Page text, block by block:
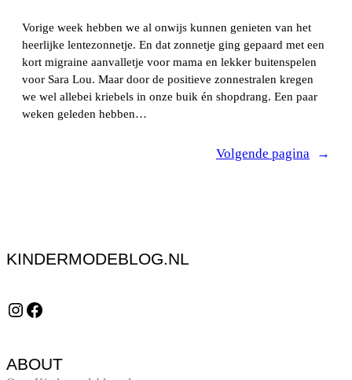
Vorige week hebben we al onwijs kunnen genieten van het
heerlijke lentezonnetje. En dat zonnetje ging gepaard met een
kort migraine aanvalletje voor mama en lekker buitenspelen
voor Sara Lou. Maar door de positieve zonnestralen kregen
we wel allebei kriebels in onze buik én shopdrang. Een paar
weken geleden hebben…
Volgende pagina →
KINDERMODEBLOG.NL
Instagram Facebook
ABOUT